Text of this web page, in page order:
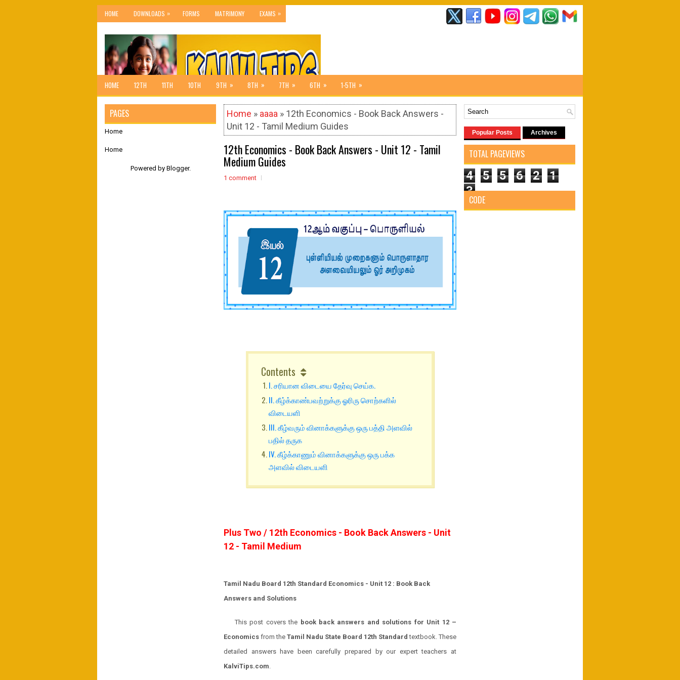
HOME DOWNLOADS » FORMS MATRIMONY EXAMS »
HOME 12TH 11TH 10TH 9TH » 8TH » 7TH » 6TH » 1-5TH »
Home » aaaa » 12th Economics - Book Back Answers -
Unit 12 - Tamil Medium Guides
12th Economics - Book Back Answers - Unit 12 - Tamil
Medium Guides
1 comment
Contents
I. சரியான விடையை தேர்வு செய்க.
II. கீழ்க்காண்பவற்றுக்கு ஓரிரு சொற்களில்
விடையளி
III. கீழ்வரும் வினாக்களுக்கு ஒரு பத்தி அளவில்
பதில் தருக
IV. கீழ்க்காணும் வினாக்களுக்கு ஒரு பக்க
அளவில் விடையளி
Plus Two / 12th Economics - Book Back Answers - Unit
12 - Tamil Medium
Tamil Nadu Board 12th Standard Economics - Unit 12 : Book Back
Answers and Solutions
This post covers the book back answers and solutions for Unit 12 –
Economics from the Tamil Nadu State Board 12th Standardtextbook. These
detailed answers have been carefully prepared by our expert teachers at
KalviTips.com.
PAGES
Home
Home
Powered by Blogger.
Popular Posts Archives
TOTAL PAGEVIEWS
4 5 5 6 2
1
3
CODE